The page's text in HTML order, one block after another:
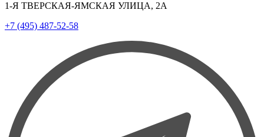
1-Я ТВЕРСКАЯ-ЯМСКАЯ УЛИЦА, 2А
+7 (495) 487-52-58